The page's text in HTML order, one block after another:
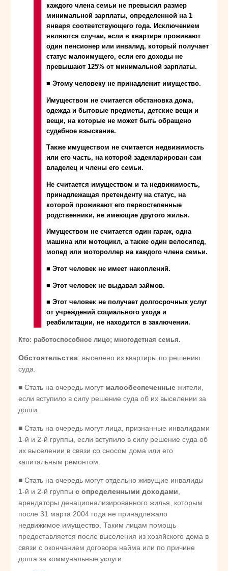
каждого члена семьи не превысил размер
минимальной зарплаты, определенной на 1
января соответствующего года. Исключением
являются случаи, если в квартире проживают
один пенсионер или инвалид, который получает
статус малоимущего, если его доходы не
превышают 125% от минимальной зарплаты.
■ Этому человеку не принадлежит имущество.
Имуществом не считается обстановка дома,
одежда и бытовые предметы, детские вещи и
вещи, на которые не может быть обращено
судебное взыскание.
Также имуществом не считается недвижимость
или его часть, на которой задекларирован сам
владелец и члены его семьи.
Не считается имуществом и та недвижимость,
принадлежащая претенденту на статус, на
которой проживают его первостепенные
родственники, не имеющие другого жилья.
Имуществом не считается один гараж, одна
машина или мотоцикл, а также один велосипед,
мопед или мотороллер на каждого члена семьи.
■ Этот человек не имеет накоплений.
■ Этот человек не выдавал займов.
■ Этот человек не получает долгосрочных услуг
от учреждений социального ухода и
реабилитации, не находится в заключении.
Кто: работоспособное лицо; многодетная семья.
Обстоятельства: выселено из квартиры по решению
суда.
■ Стать на очередь могут малообеспеченные жители,
если вступило в силу решение суда об их выселении за
долги.
■ Стать на очередь могут лица, признанные инвалидами
1-й и 2-й группы, если вступило в силу решение суда об
их выселении в связи со сносом дома или его
капитальным ремонтом.
■ Стать на очередь могут отдельно живущие инвалиды
1-й и 2-й группы с определенными доходами
арендаторы денационализированного жилья, которым
после 31 марта 2004 года не принадлежало
недвижимое имущество. Таким лицам помощь
предоставляется после выселения из хозяйского дома в
связи с окончанием договора найма или по причине
долга за коммунальные услуги.